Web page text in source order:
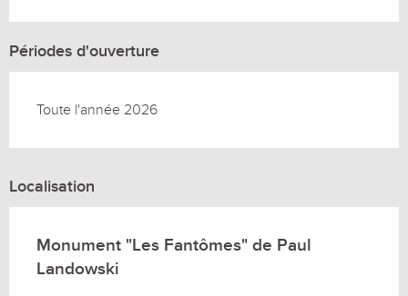
Périodes d'ouverture
Toute l'année 2026
Localisation
Monument "Les Fantômes" de Paul
Landowski